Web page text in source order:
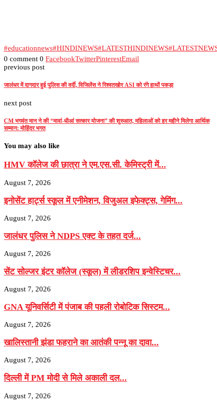
#educationnews#HINDINEWS#LATESTHINDINEWS
0 comment 0 FacebookTwitterPinterestEmail
previous post
जालंधर में दागदार हुई पुलिस की वर्दी, विजिलेंस ने रिश्वतखोर ASI को रंगे हाथों पकड़ा
next post
CM भगवंत मान ने की “मावां-धीआं सत्कार योजना” की शुरुआत, महिलाओं को हर महीने मिलेगा आर्थिक
सम्मान: मोहिंदर भगत
You may also like
HMV कॉलेज की छात्रा ने एम.एस.सी. केमिस्ट्री में...
August 7, 2026
इनोसेंट हार्ट्स स्कूल में एनीमेशन, विजुअल इफेक्ट्स, गेमिंग...
August 7, 2026
जालंधर पुलिस ने NDPS एक्ट के तहत दर्ज...
August 7, 2026
सेंट सोल्जर इंटर कॉलेज (स्कूल) में लीडरशिप इन्वेस्टिचर...
August 7, 2026
GNA यूनिवर्सिटी में पंजाब की पहली रोबोटिक सिस्टम...
August 7, 2026
खालिस्तानी झंडा फहराने का आतंकी पन्नू का दावा...
August 7, 2026
दिल्ली में PM मोदी से मिले अकाली दल...
August 7, 2026